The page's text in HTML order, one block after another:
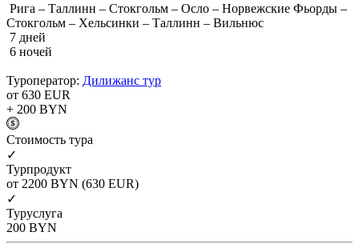
Рига – Таллинн – Стокгольм – Осло – Норвежские Фьорды –
Стокгольм – Хельсинки – Таллинн – Вильнюс
7 дней
6 ночей
Туроператор: Дилижанс тур
от 630 EUR
+ 200 BYN
Cтоимость тура
✓
Турпродукт
от 2200 BYN (630 EUR)
✓
Туруслуга
200 BYN